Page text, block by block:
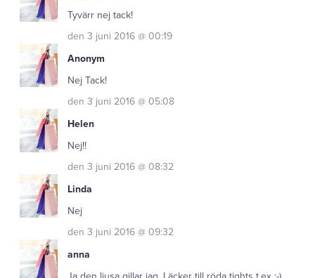
Tyvärr nej tack!
den 3 juni 2016 @ 00:19
Anonym
Nej Tack!
den 3 juni 2016 @ 05:08
Helen
Nej!!
den 3 juni 2016 @ 08:32
Linda
Nej
den 3 juni 2016 @ 09:32
anna